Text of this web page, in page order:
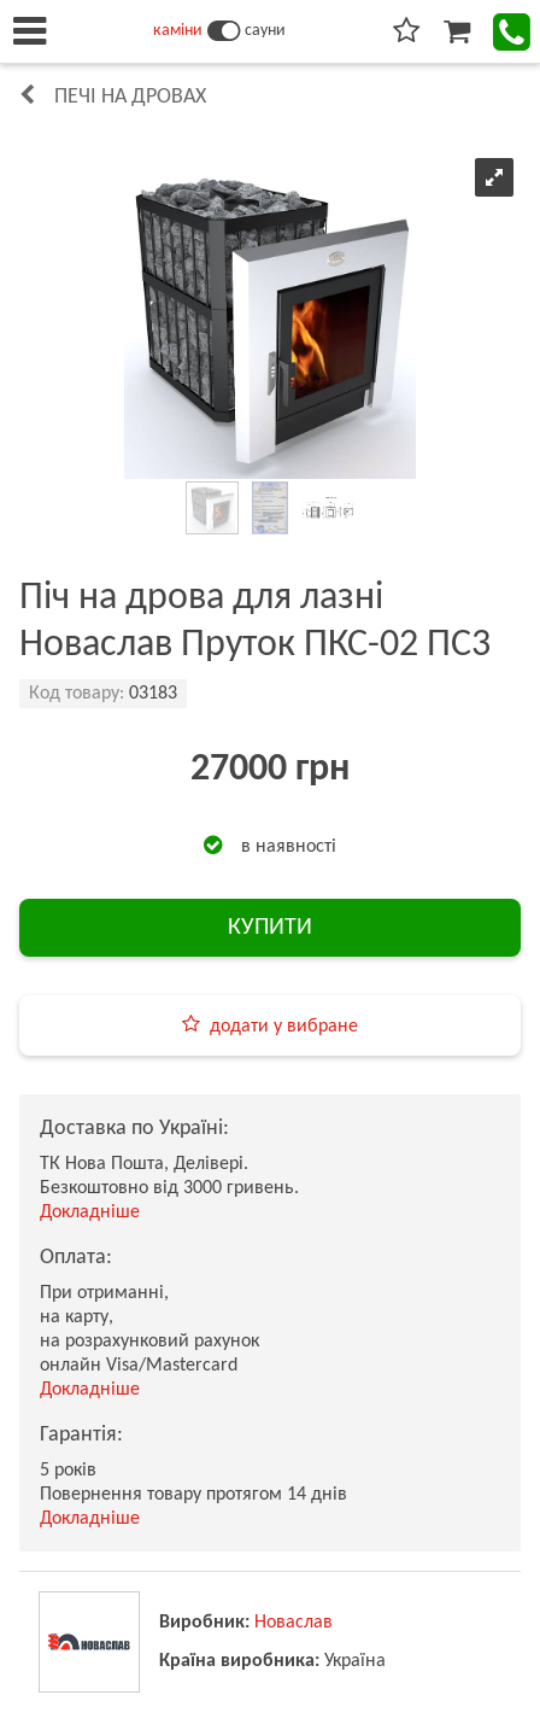
каміни сауни
ПЕЧІ НА ДРОВАХ
Піч на дрова для лазні
Новаслав Пруток ПКС-02 ПС3
Код товару: 03183
27000 грн
в наявності
КУПИТИ
додати у вибране
Доставка по Україні:
ТК Нова Пошта, Делівері.
Безкоштовно від 3000 гривень.
Докладніше
Оплата:
При отриманні,
на карту,
на розрахунковий рахунок
онлайн Visa/Mastercard
Докладніше
Гарантія:
5 років
Повернення товару протягом 14 днів
Докладніше
Виробник: Новаслав
Країна виробника: Україна